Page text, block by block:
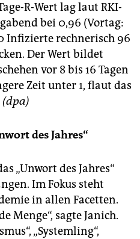
R-Wert lag laut RKI-
bei 0,96 (Vortag:
Infizierte rechnerisch 96
Der Wert bildet
vor 8 bis 16 Tagen
Zeit unter 1, flaut das
(dpa)
des Jahres“
„Unwort des Jahres“
Im Fokus steht
in allen Facetten.
Menge“, sagte Janich.
„Systemling“,